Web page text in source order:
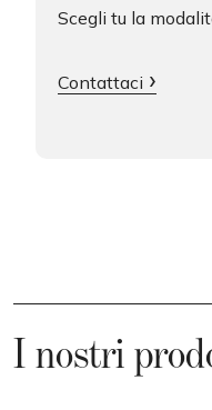
Scegli tu la
Contattaci
I nostri